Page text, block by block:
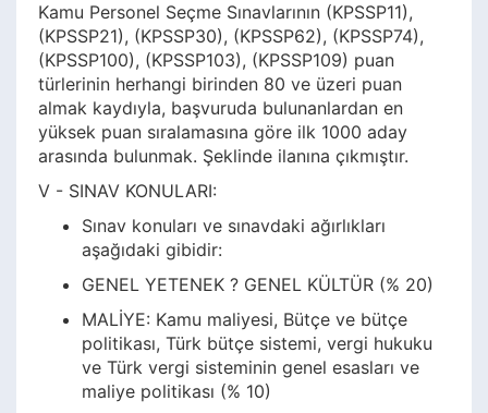
Kamu Personel Seçme Sınavlarının (KPSSP11),
(KPSSP21), (KPSSP30), (KPSSP62), (KPSSP74),
(KPSSP100), (KPSSP103), (KPSSP109) puan
türlerinin herhangi birinden 80 ve üzeri puan
almak kaydıyla, başvuruda bulunanlardan en
yüksek puan sıralamasına göre ilk 1000 aday
arasında bulunmak. Şeklinde ilanına çıkmıştır.
V - SINAV KONULARI:
Sınav konuları ve sınavdaki ağırlıkları
aşağıdaki gibidir:
GENEL YETENEK ? GENEL KÜLTÜR (% 20)
MALİYE: Kamu maliyesi, Bütçe ve bütçe
politikası, Türk bütçe sistemi, vergi hukuku
ve Türk vergi sisteminin genel esasları ve
maliye politikası (% 10)